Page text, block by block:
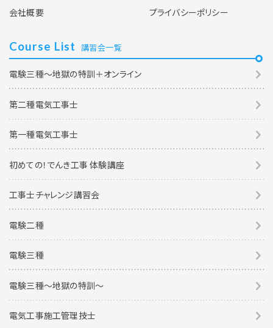
会社概要
プライバシーポリシー
Course List 講習会一覧
電験三種～地獄の特訓＋オンライン
第二種電気工事士
第一種電気工事士
初めての！でんき工事 体験講座
工事士チャレンジ講習会
電験二種
電験三種
電験三種〜地獄の特訓〜
電気工事施工管理技士